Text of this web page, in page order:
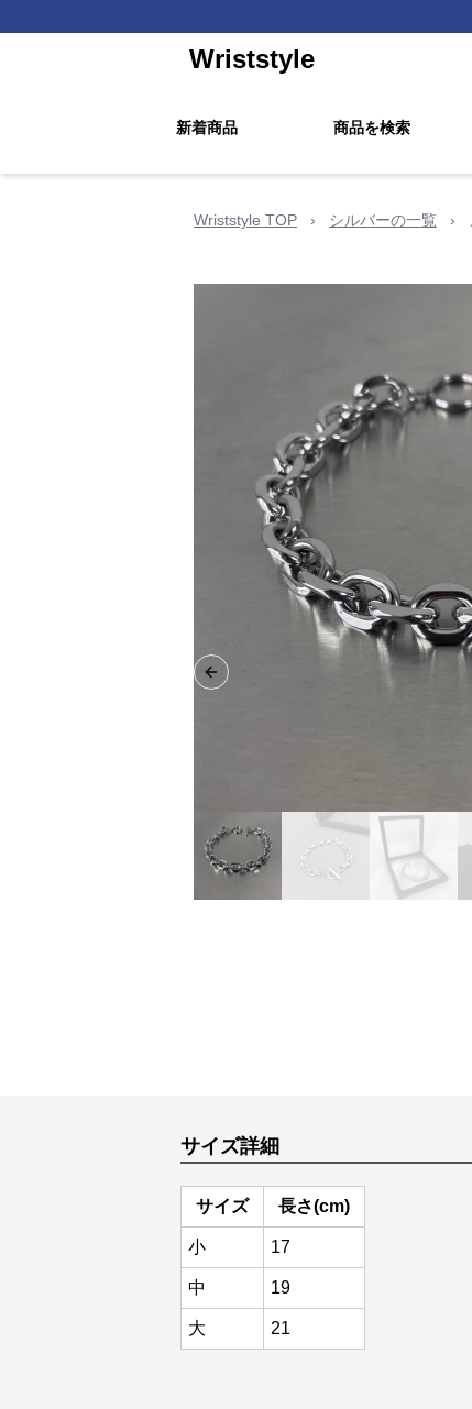
Wriststyle
新着商品 商品を検索
Wriststyle TOP › シルバーの一覧 ›
Previous slide
サイズ詳細
サイズ 長さ(cm)
小 17
中 19
大 21